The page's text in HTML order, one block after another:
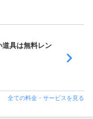
道具は無料レン
全ての料金・サービスを見る